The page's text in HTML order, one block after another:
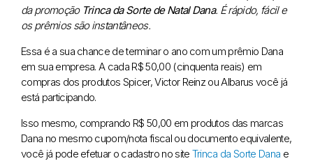
da promoção Trinca da Sorte de Natal Dana. É rápido, fácil e
os prêmios são instantâneos.
Essa é a sua chance de terminar o ano com um prêmio Dana
em sua empresa. A cada R$ 50,00 (cinquenta reais) em
compras dos produtos Spicer, Victor Reinz ou Albarus você já
está participando.
Isso mesmo, comprando R$ 50,00 em produtos das marcas
Dana no mesmo cupom/nota fiscal ou documento equivalente,
você já pode efetuar o cadastro no site Trinca da Sorte Dana e